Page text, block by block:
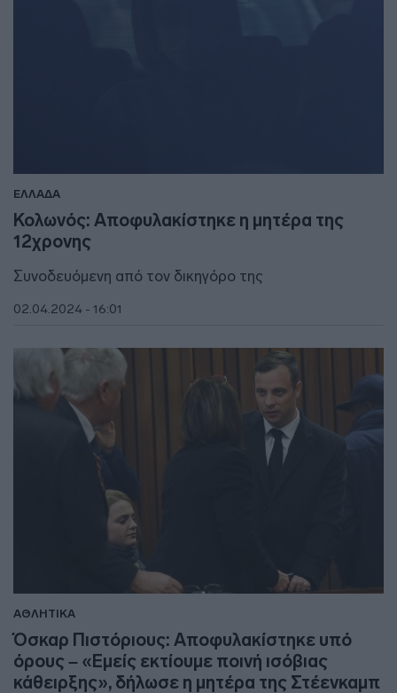
ΕΛΛΑΔΑ
Κολωνός: Αποφυλακίστηκε η μητέρα της
12χρονης
Συνοδευόμενη από τον δικηγόρο της
02.04.2024 - 16:01
ΑΘΛΗΤΙΚΑ
Όσκαρ Πιστόριους: Αποφυλακίστηκε υπό
όρους – «Εμείς εκτίουμε ποινή ισόβιας
κάθειρξης», δήλωσε η μητέρα της Στέενκαμπ